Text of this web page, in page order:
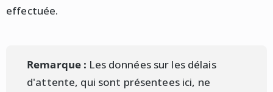
effectuée.
Remarque : Les données sur les délais
d'attente, qui sont présentees ici, ne